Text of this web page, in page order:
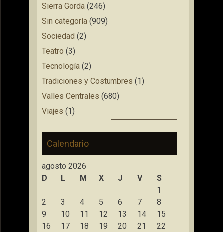
Sierra Gorda (246)
Sin categoría (909)
Sociedad (2)
Teatro (3)
Tecnología (2)
Tradiciones y Costumbres (1)
Valles Centrales (680)
Viajes (1)
Calendario
agosto 2026
D
L M X J V
S
1
2
3 4 5 6 7
8
9
10 11 12 13 14
15
16
17 18 19 20 21
22